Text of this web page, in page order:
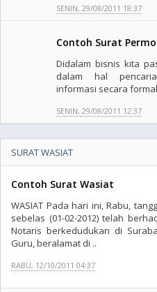
SENIN, 29/08/2011 18:37
Contoh Surat
Didalam bisnis kita
dalam hal
informasi secara
SENIN, 29/08/2011 12:37
SURAT WASIAT
Contoh Surat Wasiat
WASIAT Pada hari ini, Rabu,
sebelas (01-02-2012) telah
Notaris berkedudukan di
Guru, beralamat di ..
RABU, 12/10/2011 04:37